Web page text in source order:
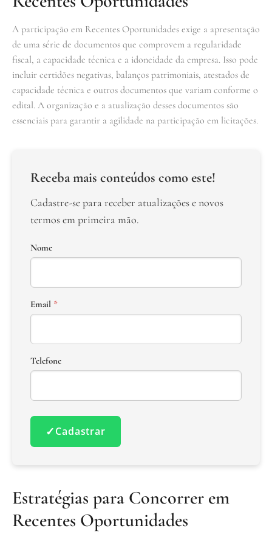
A participação em Recentes Oportunidades exige a apresentação
de uma série de documentos que comprovem a regularidade
fiscal, a capacidade técnica e a idoneidade da empresa. Isso pode
incluir certidões negativas, balanços patrimoniais, atestados de
capacidade técnica e outros documentos que variam conforme o
edital. A organização e a atualização desses documentos são
essenciais para garantir a agilidade na participação em licitações.
Receba mais conteúdos como este!
Cadastre-se para receber atualizações e novos
termos em primeira mão.
Nome
Email *
Telefone
✓Cadastrar
Estratégias para Concorrer em
Recentes Oportunidades